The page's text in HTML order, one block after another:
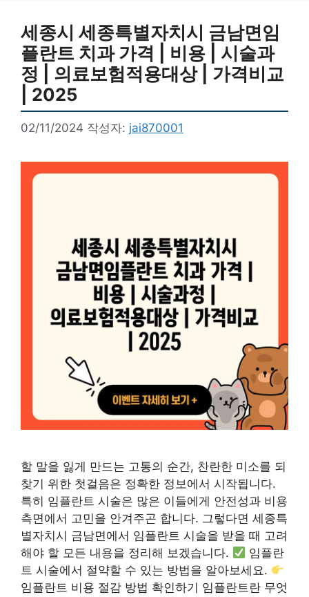
세종시 세종특별자치시 금남면임
플란트 치과 가격 | 비용 | 시술과
정 | 의료보험적용대상 | 가격비교
| 2025
02/11/2024 작성자: jai870001
할 말을 잃게 만드는 고통의 순간, 찬란한 미소를 되
찾기 위한 첫걸음은 정확한 정보에서 시작됩니다.
특히 임플란트 시술은 많은 이들에게 안전성과 비용
측면에서 고민을 안겨주곤 합니다. 그렇다면 세종특
별자치시 금남면에서 임플란트 시술을 받을 때 고려
해야 할 모든 내용을 정리해 보겠습니다.
임플란
트 시술에서 절약할 수 있는 방법을 알아보세요.
임플란트 비용 절감 방법 확인하기 임플란트란 무엇